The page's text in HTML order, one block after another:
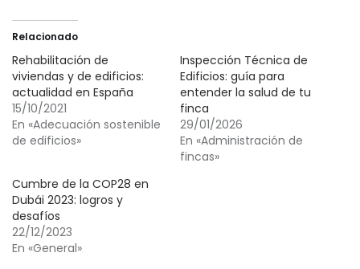
Relacionado
Rehabilitación de
viviendas y de edificios:
actualidad en España
15/10/2021
En «Adecuación sostenible
de edificios»
Inspección Técnica de
Edificios: guía para
entender la salud de tu
finca
29/01/2026
En «Administración de
fincas»
Cumbre de la COP28 en
Dubái 2023: logros y
desafíos
22/12/2023
En «General»